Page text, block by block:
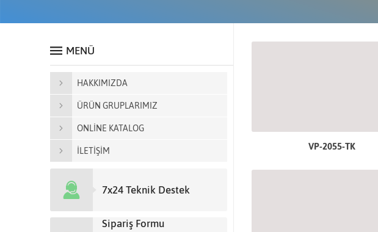
VP-2055-TK
MENÜ
HAKKIMIZDA
ÜRÜN GRUPLARIMIZ
ONLİNE KATALOG
İLETİŞİM
7x24 Teknik Destek
Sipariş Formu